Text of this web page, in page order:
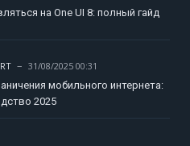
на One UI 8: полный гайд
31/08/2025 00:31
мобильного интернета:
2025